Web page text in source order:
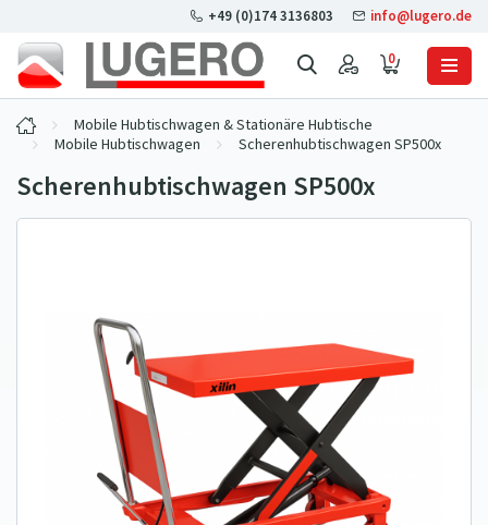
0
+49 (0)174 3136803 info@lugero.de
Mobile Hubtischwagen & Stationäre Hubtische
Mobile Hubtischwagen
Scherenhubtischwagen SP500x
Scherenhubtischwagen SP500x